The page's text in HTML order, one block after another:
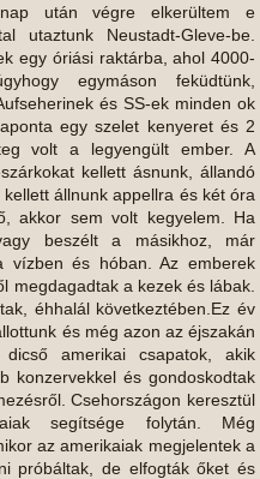
után végre elkerültem e
utaztunk Neustadt-Gleve-be.
egy óriási raktárba, ahol 4000-
egymáson feküdtünk,
és SS-ek minden ok
egy szelet kenyeret és 2
volt a legyengült ember. A
kellett ásnunk, állandó
állnunk appellra és két óra
akkor sem volt kegyelem. Ha
beszélt a másikhoz, már
vízben és hóban. Az emberek
megdagadtak a kezek és lábak.
éhhalál következtében.Ez év
és még azon az éjszakán
amerikai csapatok, akik
konzervekkel és gondoskodtak
Csehországon keresztül
segítsége folytán. Még
az amerikaiak megjelentek a
próbáltak, de elfogták őket és